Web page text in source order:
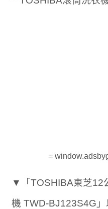
=
▼「TOSHIBA東芝12
機 TWD-BJ123S4G」